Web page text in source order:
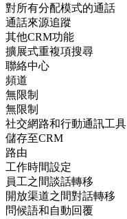
對所有分配模式的通話
通話來源追蹤
其他CRM功能
擴展式重複項搜尋
聯絡中心
頻道
無限制
無限制
社交網路和行動通訊工具
儲存至CRM
路由
工作時間設定
員工之間談話轉移
開放渠道之間對話轉移
問候語和自動回覆